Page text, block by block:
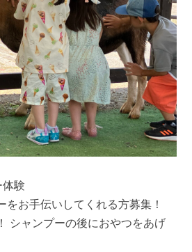
験
をお手伝いしてくれる方募集！
シャンプーの後におやつをあげ